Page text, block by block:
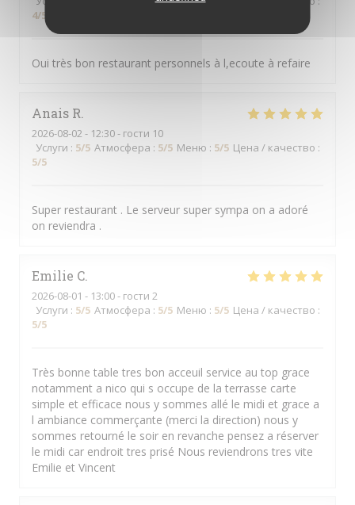
4/5
Oui très bon restaurant personnels à l,ecoute à refaire
Anais R
2026-08-02 - 12:30 - гости 10
Услуги : 5/5 Атмосфера : 5/5 Меню : 5/5 Цена / качество :
5/5
Super restaurant . Le serveur super sympa on a adoré
on reviendra .
Emilie C
2026-08-01 - 13:00 - гости 2
Услуги : 5/5 Атмосфера : 5/5 Меню : 5/5 Цена / качество :
5/5
Très bonne table tres bon acceuil service au top grace
notamment a nico qui s occupe de la terrasse carte
simple et efficace nous y sommes allé le midi et grace a
l ambiance commerçante (merci la direction) nous y
sommes retourné le soir en revanche pensez a réserver
le midi car endroit tres prisé Nous reviendrons tres vite
Emilie et Vincent